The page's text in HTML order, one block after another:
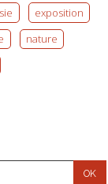
exposition
nature